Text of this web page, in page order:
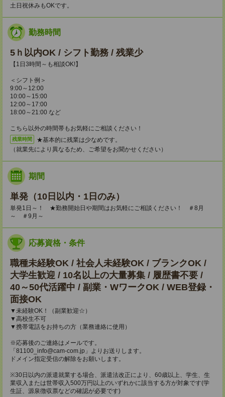
土日祝休みもOKです。
勤務時間
5ｈ以内OK / シフト勤務 / 残業少
【1日3時間～も相談OK!】
＜シフト例＞
9:00～12:00
10:00～15:00
12:00～17:00
18:00～21:00 など
こちら以外の時間帯もお気軽にご相談ください！
残業時間
★基本的に残業は少なめです。
（就業先により異なるため、ご希望をお聞かせください）
期間
単発（10日以内・1日のみ）
単発1日～！ ★勤務開始日や期間はお気軽にご相談ください！ ＃8月
～ ＃9月～
応募資格・条件
職種未経験OK / 社会人未経験OK / ブランクOK /
大学生歓迎 / 10名以上の大量募集 / 履歴書不要 /
40～50代活躍中 / 副業・WワークOK / WEB登録・
面接OK
▼未経験OK！（副業歓迎☆）
▼高校生不可
▼携帯電話をお持ちの方（業務連絡に使用）
※応募後のご連絡はメールです。
「81100_info@cam-com.jp」よりお送りします。
ドメイン指定受信の解除をお願いします。
※30日以内の派遣就業する場合、派遣法改正により、60歳以上、学生、生
業収入または世帯収入500万円以上のいずれかに該当する方が対象です(学
生証、源泉徴収票などの確認が必要です)